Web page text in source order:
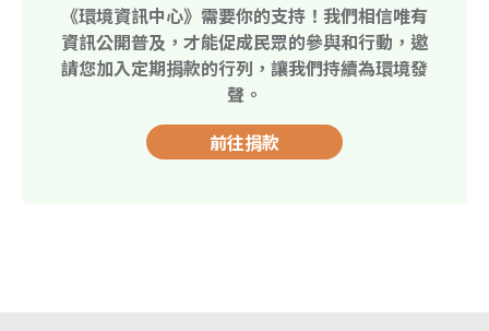
《環境資訊中心》需要你的支持！我們相信唯有
資訊公開普及，才能促成民眾的參與和行動，邀
請您加入定期捐款的行列，讓我們持續為環境發
聲。
前往捐款